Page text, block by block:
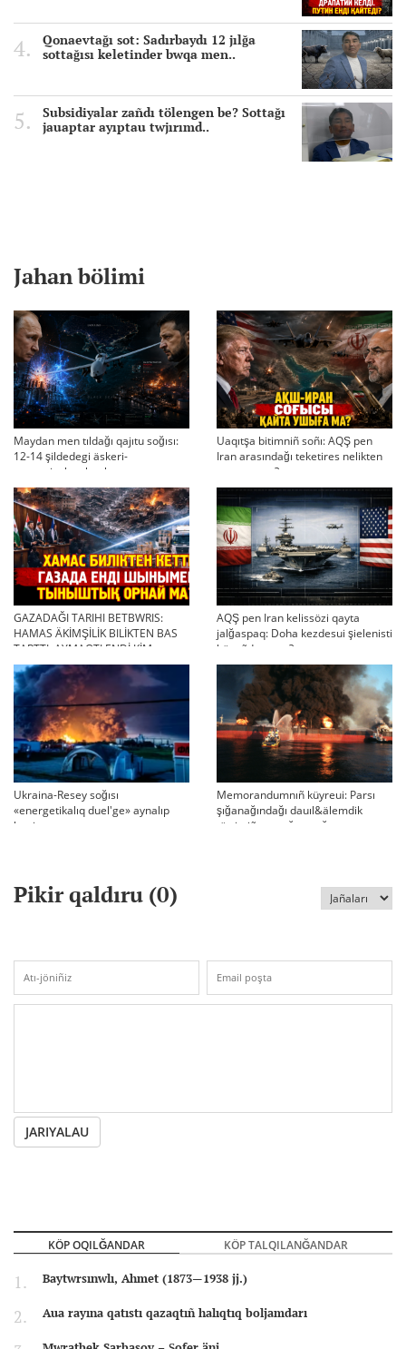
Qonaevtağı sot: Sadırbaydı 12 jılğa
sottağısı keletinder bwqa men..
Subsidiyalar zañdı tölengen be? Sottağı
jauaptar ayıptau twjırımd..
Jahan bölimi
Maydan men tıldağı qajıtu soğısı:
12-14 şildedegi äskeri-
strategiyalıq ahual
Uaqıtşa bitimniñ soñı: AQŞ pen
Iran arasındağı teketires nelikten
qayta uşıqtı?
GAZADAĞI TARIHI BETBWRIS:
HAMAS ÄKİMŞİLİK BILİKTEN BAS
TARTTI. AYMAQTI ENDİ KİM
BASQARADI?
AQŞ pen Iran kelissözi qayta
jalğaspaq: Doha kezdesui şielenisti
bäseñdete me?
Ukraina-Resey soğısı
«energetikalıq duel'ge» aynalıp
ketti
Memorandumnıñ küyreui: Parsı
şığanağındağı dauıl&älemdik
tärtiptiñ sın sağatı soğıp twr
Pikir qaldıru (0)
JARIYALAU
KÖP OQILĞANDAR KÖP TALQILANĞANDAR
Baytwrsınwlı, Ahmet (1873—1938 jj.)
Aua rayına qatıstı qazaqtıñ halıqtıq boljamdarı